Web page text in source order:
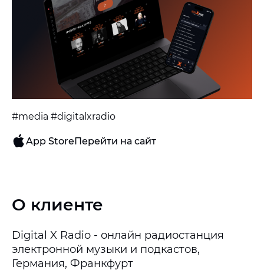
#media #digitalxradio
App StoreПерейти на сайт
О клиенте
Digital X Radio - онлайн радиостанция
электронной музыки и подкастов,
Германия, Франкфурт